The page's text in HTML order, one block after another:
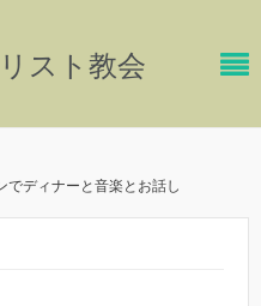
スト教会
ディナーと音楽とお話し